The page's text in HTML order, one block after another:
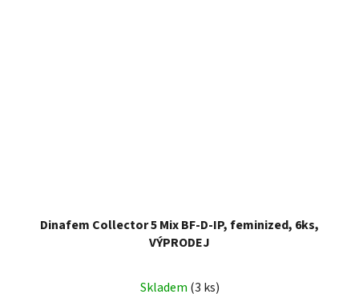
Dinafem Collector 5 Mix BF-D-IP, feminized, 6ks,
VÝPRODEJ
Skladem (3 ks)